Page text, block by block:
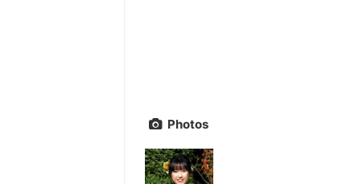
Photos